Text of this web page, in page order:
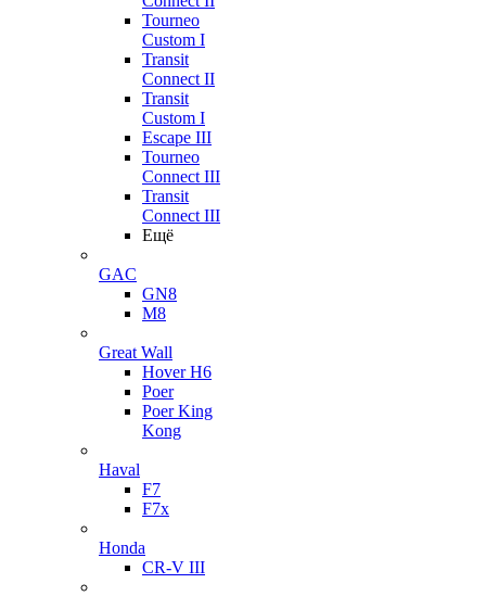
Tourneo
Custom I
Transit
Connect II
Transit
Custom I
Escape III
Tourneo
Connect III
Transit
Connect III
Ещё
GAC
GN8
M8
Great Wall
Hover H6
Poer
Poer King
Kong
Haval
F7
F7x
Honda
CR-V III